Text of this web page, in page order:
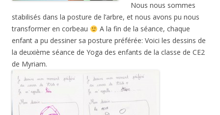
Nous nous sommes
stabilisés dans la posture de l’arbre, et nous avons pu nous
transformer en corbeau
A la fin de la séance, chaque
enfant a pu dessiner sa posture préférée: Voici les dessins de
la deuxième séance de Yoga des enfants de la classe de CE2
de Myriam.